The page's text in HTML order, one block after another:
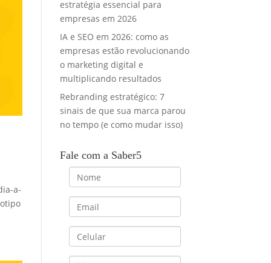
a-
estratégia essencial para
empresas em 2026
IA e SEO em 2026: como as
empresas estão revolucionando
o marketing digital e
multiplicando resultados
Rebranding estratégico: 7
sinais de que sua marca parou
no tempo (e como mudar isso)
Fale com a Saber5